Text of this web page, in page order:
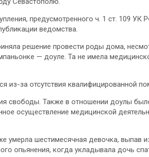
предусмотренного ч. 1 ст. 109 УК
ведомства.
решение провести роды дома,
— доуле. Та не имела
из-за отсутствия квалифицированной
свободы. Также в отношении доулы
осуществление медицинской
умерла шестимесячная девочка, выпав
опьянения, когда укладывала дочь